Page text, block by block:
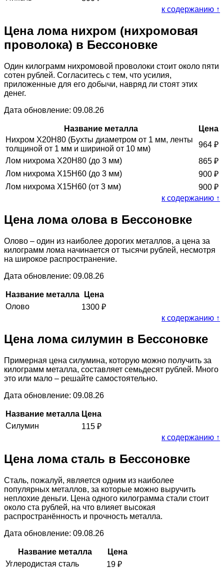
к содержанию ↑
Цена лома нихром (нихромовая
проволока) в Бессоновке
Один килограмм нихромовой проволоки стоит около пяти
сотен рублей. Согласитесь с тем, что усилия,
приложенные для его добычи, навряд ли стоят этих
денег.
Дата обновление: 09.08.26
Название металла
Цена
Нихром Х20Н80 (Бухты диаметром от 1 мм, ленты
толщиной от 1 мм и шириной от 10 мм)
964 ₽
Лом нихрома Х20Н80 (до 3 мм)
865 ₽
Лом нихрома Х15Н60 (до 3 мм)
900 ₽
Лом нихрома Х15Н60 (от 3 мм)
900 ₽
к содержанию ↑
Цена лома олова в Бессоновке
Олово – один из наиболее дорогих металлов, а цена за
килограмм лома начинается от тысячи рублей, несмотря
на широкое распространение.
Дата обновление: 09.08.26
Название металла
Цена
Олово
1300 ₽
к содержанию ↑
Цена лома силумин в Бессоновке
Примерная цена силумина, которую можно получить за
килограмм металла, составляет семьдесят рублей. Много
это или мало – решайте самостоятельно.
Дата обновление: 09.08.26
Название металла Цена
Силумин
115 ₽
к содержанию ↑
Цена лома сталь в Бессоновке
Сталь, пожалуй, является одним из наиболее
популярных металлов, за которые можно выручить
неплохие деньги. Цена одного килограмма стали стоит
около ста рублей, на что влияет высокая
распространённость и прочность металла.
Дата обновление: 09.08.26
Название металла
Цена
Углеродистая сталь
19 ₽